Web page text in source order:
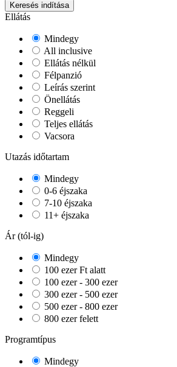
Keresés indítása
Ellátás
Mindegy
All inclusive
Ellátás nélkül
Félpanzió
Leírás szerint
Önellátás
Reggeli
Teljes ellátás
Vacsora
Utazás időtartam
Mindegy
0-6 éjszaka
7-10 éjszaka
11+ éjszaka
Ár (tól-ig)
Mindegy
100 ezer Ft alatt
100 ezer - 300 ezer
300 ezer - 500 ezer
500 ezer - 800 ezer
800 ezer felett
Programtípus
Mindegy